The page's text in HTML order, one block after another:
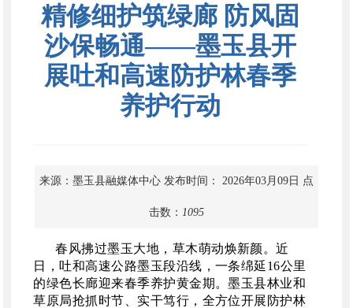
精修细护筑绿廊 防风固
沙保畅通——墨玉县开
展吐和高速防护林春季
养护行动
来源：墨玉县融媒体中心 发布时间： 2026年03月09日 点
击数： 1095
春风拂过墨玉大地，草木萌动焕新颜。近
日，吐和高速公路墨玉段沿线，一条绵延16公里
的绿色长廊迎来春季养护黄金期。墨玉县林业和
草原局抢抓时节、实干笃行，全方位开展防护林